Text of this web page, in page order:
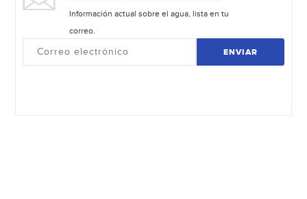
Información actual sobre el agua, lista en tu
correo.
ENVIAR